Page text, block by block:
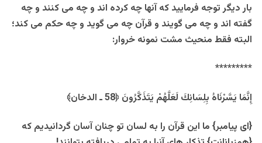
بار دیگر توجه فرمایید که آنها چه کرده اند و چه می کنند و چه
گفته اند و چه می گویند و قرآن چه می گوید و چه حکم می کند؛
البته فقط منحیث مشت نمونه خروار:
*********
إِنَّمَا يَسَّرْنَاهُ بِلِسَانِكَ لَعَلَّهُمْ يَتَذَكَّرُونَ ﴿58 ـ الدخان﴾
{ای پیامبر} ما این قرآن را به لسان تو چنان آسان گردانیدیم که